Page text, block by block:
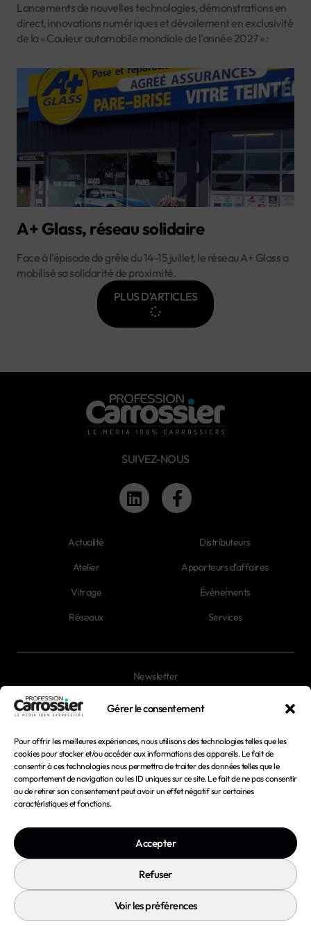
Gérer le consentement
Pour offrir les meilleures expériences, nous utilisons des technologies telles que les
cookies pour stocker et/ou accéder aux informations des appareils. Le fait de
consentir à ces technologies nous permettra de traiter des données telles que le
comportement de navigation ou les ID uniques sur ce site. Le fait de ne pas consentir
ou de retirer son consentement peut avoir un effet négatif sur certaines
caractéristiques et fonctions.
Accepter
Refuser
Voir les préférences
Lancements de nouvelles technologies, démonstrations en
direct, innovations numériques et dévoilement en exclusivité
de la « Couleur automobile mondiale de l’année 2027 » :
A+ Glass, réseau solidaire
Face à l’épisode de grêle du 14-15 juillet, le réseau A+ Glass a
mobilisé sa solidarité de proximité.
PLUS D'ARTICLES
SUIVEZ-NOUS
Actualité
Atelier
Vitrage
Réseaux
Distributeurs
Apporteurs d'affaires
Évènements
Services
Newsletter
Mentions légales
Conditions générales d'utilisation
Conditions générales de vente
Politique de cookies
© 2026 Profession Carrossier - Tous droits réservés